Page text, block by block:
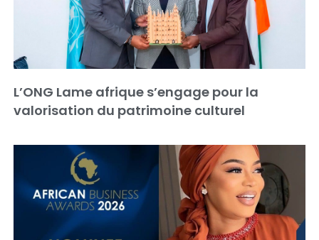
L’ONG Lame afrique s’engage pour la
valorisation du patrimoine culturel